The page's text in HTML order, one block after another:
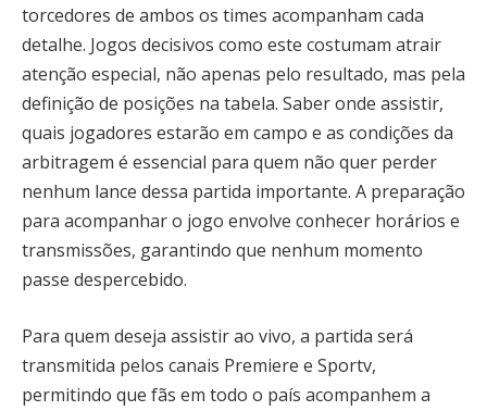
torcedores de ambos os times acompanham cada
detalhe. Jogos decisivos como este costumam atrair
atenção especial, não apenas pelo resultado, mas pela
definição de posições na tabela. Saber onde assistir,
quais jogadores estarão em campo e as condições da
arbitragem é essencial para quem não quer perder
nenhum lance dessa partida importante. A preparação
para acompanhar o jogo envolve conhecer horários e
transmissões, garantindo que nenhum momento
passe despercebido.
Para quem deseja assistir ao vivo, a partida será
transmitida pelos canais Premiere e Sportv,
permitindo que fãs em todo o país acompanhem a